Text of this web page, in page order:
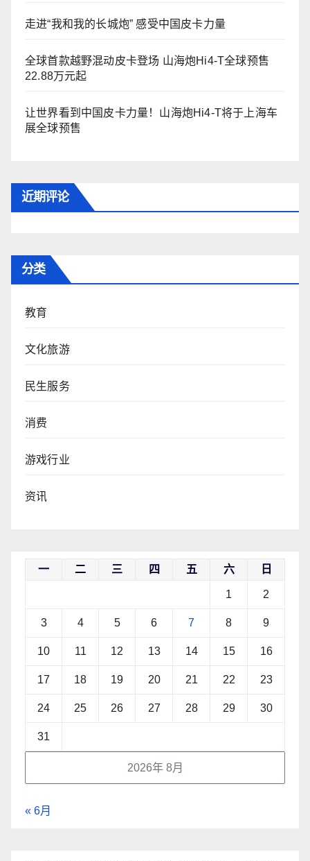
走进“我和我的长城炮” 感受中国皮卡力量
全球首款越野混动皮卡登场 山海炮Hi4-T全球预售
22.88万元起
让世界看到中国皮卡力量！山海炮Hi4-T将于上海车
展全球预售
近期评论
分类
教育
文化旅游
民生服务
消费
游戏行业
资讯
2026年 8月
一 二 三 四 五 六 日
1 2
3 4 5 6 7 8 9
10 11 12 13 14 15 16
17 18 19 20 21 22 23
24 25 26 27 28 29 30
31
« 6月